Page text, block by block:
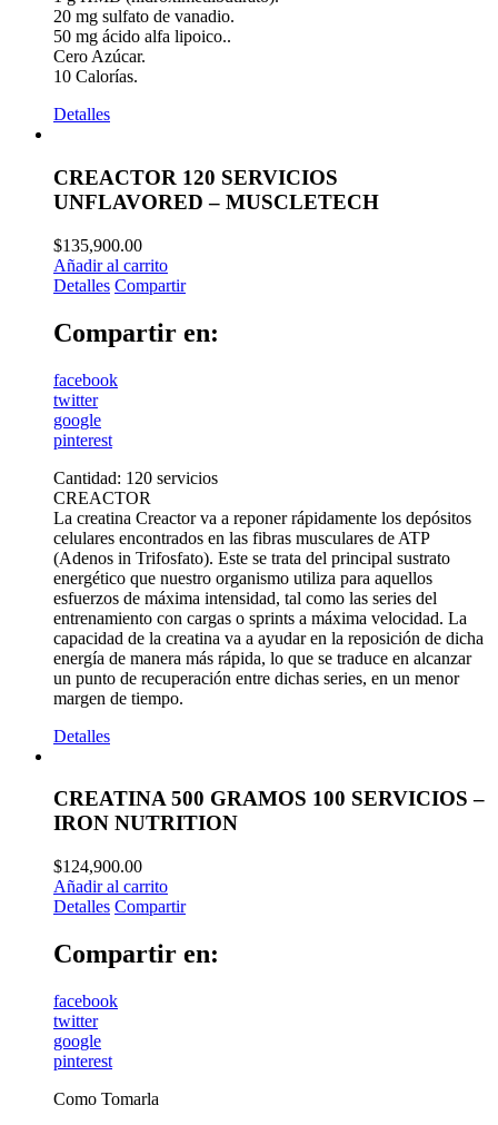
20 mg sulfato de vanadio.
50 mg ácido alfa lipoico..
Cero Azúcar.
10 Calorías.
Detalles
CREACTOR 120 SERVICIOS
UNFLAVORED – MUSCLETECH
$135,900.00
Añadir al carrito
Detalles Compartir
Compartir en:
facebook
twitter
google
pinterest
Cantidad: 120 servicios
CREACTOR
La creatina Creactor va a reponer rápidamente los depósitos
celulares encontrados en las fibras musculares de ATP
(Adenos in Trifosfato). Este se trata del principal sustrato
energético que nuestro organismo utiliza para aquellos
esfuerzos de máxima intensidad, tal como las series del
entrenamiento con cargas o sprints a máxima velocidad. La
capacidad de la creatina va a ayudar en la reposición de dicha
energía de manera más rápida, lo que se traduce en alcanzar
un punto de recuperación entre dichas series, en un menor
margen de tiempo.
Detalles
CREATINA 500 GRAMOS 100 SERVICIOS –
IRON NUTRITION
$124,900.00
Añadir al carrito
Detalles Compartir
Compartir en:
facebook
twitter
google
pinterest
Como Tomarla